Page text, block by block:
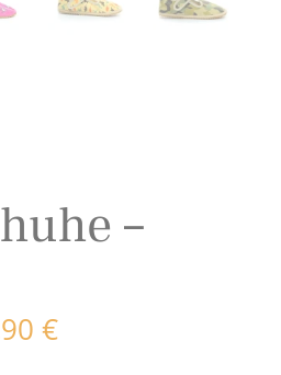
–
€Preisspanne:
31,90 €